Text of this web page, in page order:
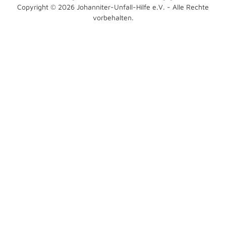
Copyright © 2026 Johanniter-Unfall-Hilfe e.V. - Alle Rechte
vorbehalten.